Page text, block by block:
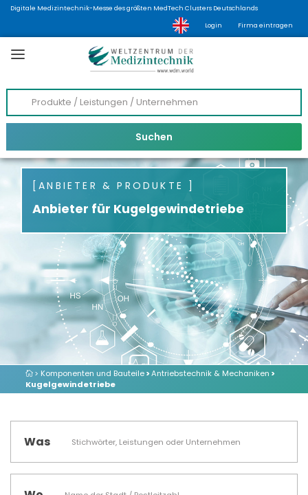
Digitale Medizintechnik-Messe des größten MedTech Clusters Deutschlands
Login Firma eintragen
ANBIETER & PRODUKTE
Anbieter für Kugelgewindetriebe
> Komponenten und Bauteile>Antriebstechnik & Mechaniken >
Kugelgewindetriebe
Was